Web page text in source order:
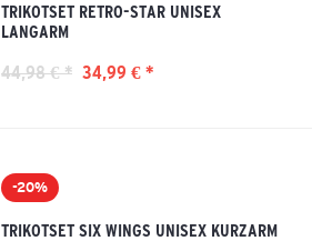
TRIKOTSET RETRO-STAR UNISEX
LANGARM
44,98 € * 34,99 € *
-20%
TRIKOTSET SIX WINGS UNISEX KURZARM